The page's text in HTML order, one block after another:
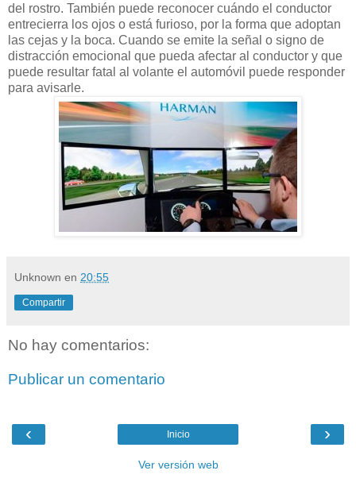
del rostro. También puede reconocer cuándo el conductor
entrecierra los ojos o está furioso, por la forma que adoptan
las cejas y la boca. Cuando se emite la señal o signo de
distracción emocional que pueda afectar al conductor y que
puede resultar fatal al volante el automóvil puede responder
para avisarle.
Unknown en 20:55
Compartir
No hay comentarios:
Publicar un comentario
‹ ›
Inicio
Ver versión web